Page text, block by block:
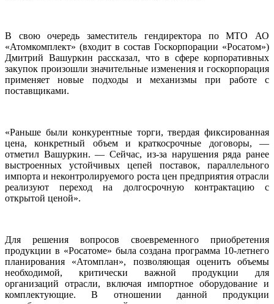
В свою очередь заместитель гендиректора по МТО АО
«Атомкомплект» (входит в состав Госкорпорации «Росатом»)
Дмитрий Вашуркин рассказал, что в сфере корпоративных
закупок произошли значительные изменения и госкорпорация
применяет новые подходы и механизмы при работе с
поставщиками.
«Раньше были конкурентные торги, твердая фиксированная
цена, конкретный объем и краткосрочные договоры, —
отметил Вашуркин. — Сейчас, из-за нарушения ряда ранее
выстроенных устойчивых цепей поставок, параллельного
импорта и неконтролируемого роста цен предприятия отрасли
реализуют переход на долгосрочную контрактацию с
открытой ценой».
Для решения вопросов своевременного приобретения
продукции в «Росатоме» была создана программа 10-летнего
планирования «Атомплан», позволяющая оценить объемы
необходимой, критически важной продукции для
организаций отрасли, включая импортное оборудование и
комплектующие. В отношении данной продукции